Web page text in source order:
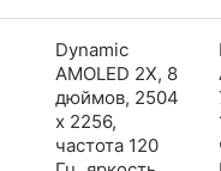
Dynamic
AMOLED 2X, 8
дюймов, 2504
x 2256,
частота 120